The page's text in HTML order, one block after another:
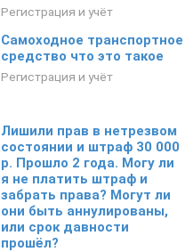
Регистрация и учёт
Самоходное транспортное
средство что это такое
Регистрация и учёт
Лишили прав в нетрезвом
состоянии и штраф 30 000
р. Прошло 2 года. Могу ли
я не платить штраф и
забрать права? Могут ли
они быть аннулированы,
или срок давности
прошёл?